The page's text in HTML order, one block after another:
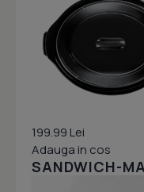
199.99 Lei
Adauga in cos
SANDWICH-